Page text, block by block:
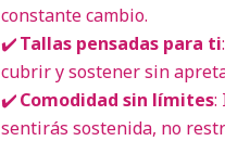
constante cambio.
✔️Tallas pensadas para ti
cubrir y sostener sin
✔️Comodidad sin límites:
sentirás sostenida, no